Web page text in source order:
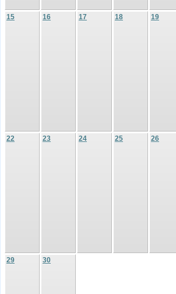
15 16 17 18 19
22 23 24 25 26
29 30